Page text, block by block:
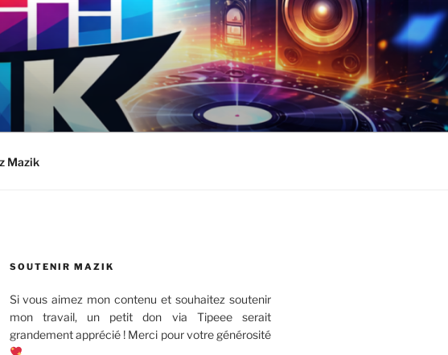
Mazik
SOUTENIR MAZIK
Si vous aimez mon contenu et souhaitez soutenir
mon travail, un petit don via Tipeee serait
grandement apprécié ! Merci pour votre générosité